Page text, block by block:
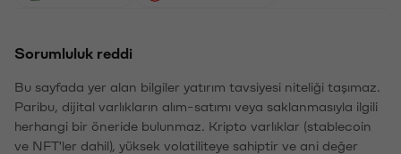
Sorumluluk reddi
Bu sayfada yer alan bilgiler yatırım tavsiyesi niteliği taşımaz.
Paribu, dijital varlıkların alım-satımı veya saklanmasıyla ilgili
herhangi bir öneride bulunmaz. Kripto varlıklar (stablecoin
ve NFT'ler dahil), yüksek volatiliteye sahiptir ve ani değer